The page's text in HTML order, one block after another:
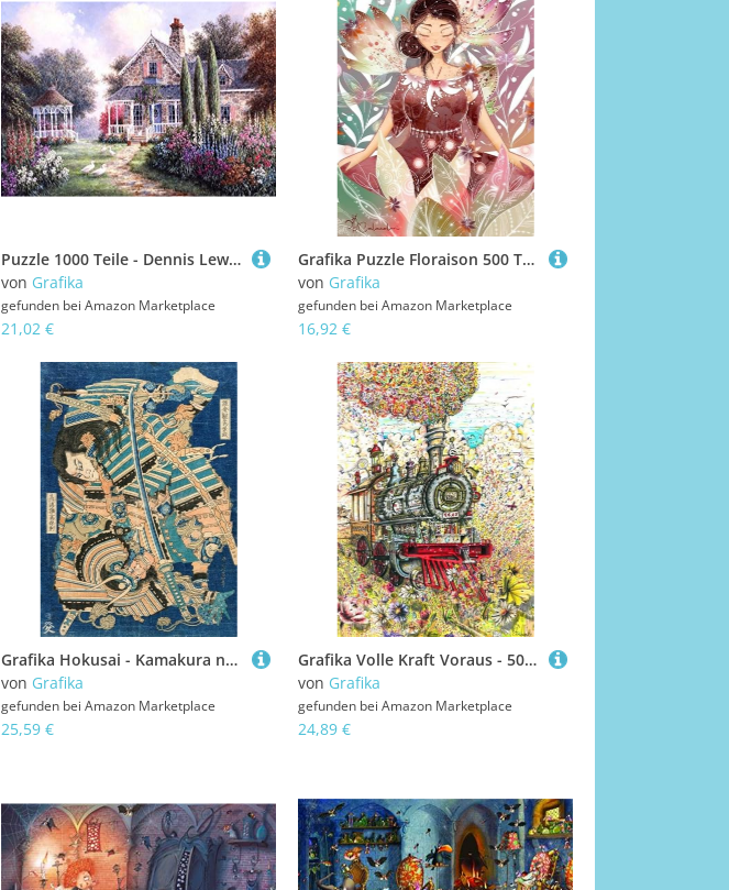
Puzzle 1000 Teile - Dennis Lewan - Elmira's Cottage
von Grafika
gefunden bei Amazon Marketplace
21,02 €
Grafika Puzzle Floraison 500 Teile buntes Puzzlespaß
von Grafika
gefunden bei Amazon Marketplace
16,92 €
Grafika Hokusai - Kamakura no Gengoro Seizing Torinoumi Tasaburo - 500 Teile
von Grafika
gefunden bei Amazon Marketplace
25,59 €
Grafika Volle Kraft Voraus - 500 Teile
von Grafika
gefunden bei Amazon Marketplace
24,89 €